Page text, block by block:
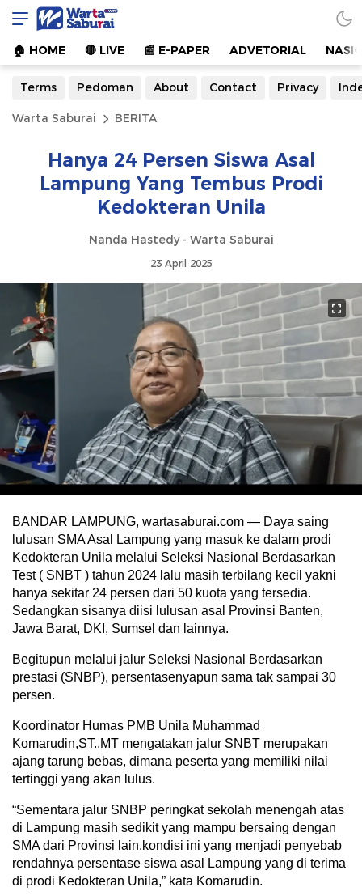
Warta Saburai
Sumber Informasi Terkini
🏠︎ HOME 🔴 LIVE 📰 E-PAPER ADVETORIAL
Terms Pedoman About Contact Privacy
Warta Saburai BERITA
Hanya 24 Persen Siswa Asal
Lampung Yang Tembus Prodi
Kedokteran Unila
Nanda Hastedy - Warta Saburai
23 April 2025
BANDAR LAMPUNG, wartasaburai.com — Daya saing
lulusan SMA Asal Lampung yang masuk ke dalam prodi
Kedokteran Unila melalui Seleksi Nasional Berdasarkan
Test ( SNBT ) tahun 2024 lalu masih terbilang kecil yakni
hanya sekitar 24 persen dari 50 kuota yang tersedia.
Sedangkan sisanya diisi lulusan asal Provinsi Banten,
Jawa Barat, DKI, Sumsel dan lainnya.
Begitupun melalui jalur Seleksi Nasional Berdasarkan
prestasi (SNBP), persentasenyapun sama tak sampai 30
persen.
Koordinator Humas PMB Unila Muhammad
Komarudin,ST.,MT mengatakan jalur SNBT merupakan
ajang tarung bebas, dimana peserta yang memiliki nilai
tertinggi yang akan lulus.
“Sementara jalur SNBP peringkat sekolah menengah atas
di Lampung masih sedikit yang mampu bersaing dengan
SMA dari Provinsi lain.kondisi ini yang menjadi penyebab
rendahnya persentase siswa asal Lampung yang di terima
di prodi Kedokteran Unila,” kata Komarudin.